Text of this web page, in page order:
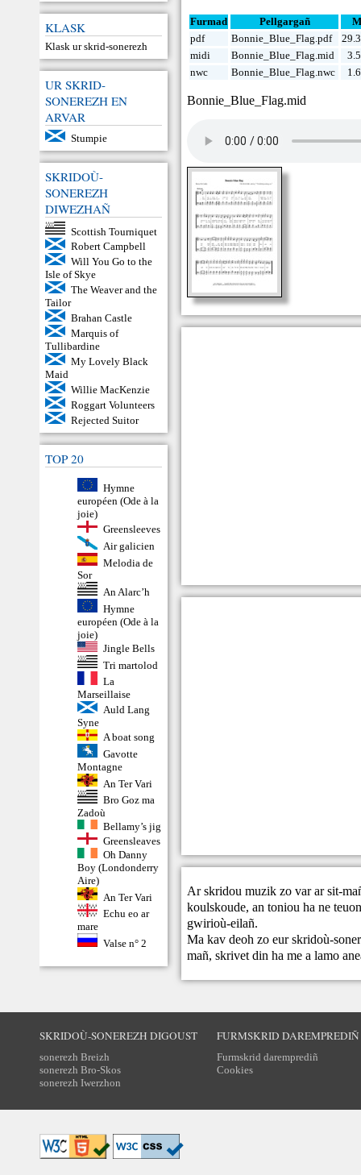
KLASK
Klask ur skrid-sonerezh
UR SKRID-
SONEREZH EN
ARVAR
Stumpie
SKRIDOÙ-
SONEREZH
DIWEZHAÑ
Scottish Tourniquet
Robert Campbell
Will You Go to the
Isle of Skye
The Weaver and the
Tailor
Brahan Castle
Marquis of
Tullibardine
My Lovely Black
Maid
Willie MacKenzie
Roggart Volunteers
Rejected Suitor
TOP 20
Hymne
européen (Ode à la
joie)
Greensleeves
Air galicien
Melodia de
Sor
An Alarc’h
Hymne
européen (Ode à la
joie)
Jingle Bells
Tri martolod
La
Marseillaise
Auld Lang
Syne
A boat song
Gavotte
Montagne
An Ter Vari
Bro Goz ma
Zadoù
Bellamy’s jig
Greensleaves
Oh Danny
Boy (Londonderry
Aire)
An Ter Vari
Echu eo ar
mare
Valse n° 2
Furmad Pellgargañ
pdf
Bonnie_Blue_Flag.pdf
midi
Bonnie_Blue_Flag.mid
nwc
Bonnie_Blue_Flag.nwc
Bonnie_Blue_Flag.mid
Ar skridou muzik zo var ar sit-
koulskoude, an toniou ha ne
gwirioù-eilañ.
Ma kav deoh zo eur skridoù-
mañ,skrivet din ha me a lamo
SKRIDOÙ-SONEREZH DIGOUST
sonerezh Breizh
sonerezh Bro-Skos
sonerezh Iwerzhon
FURMSKRID DAREMPREDIÑ
Furmskrid daremprediñ
Cookies